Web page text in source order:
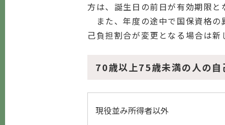
方は、誕生日の前日が有効期限と
また、年度の途中で国保資格の
己負担割合が変更となる場合は新
70歳以上75歳未満の人の自
現役並み所得者以外